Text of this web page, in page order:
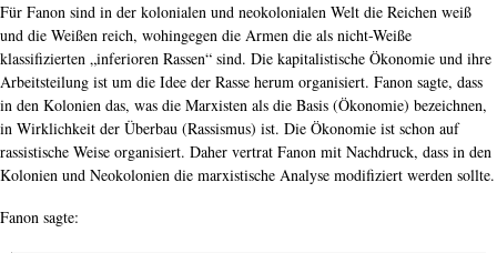
Für Fanon sind in der kolonialen und neokolonialen Welt die Reichen weiß
und die Weißen reich, wohingegen die Armen die als nicht-Weiße
klassifizierten „inferioren Rassen“ sind. Die kapitalistische Ökonomie und ihre
Arbeitsteilung ist um die Idee der Rasse herum organisiert. Fanon sagte, dass
in den Kolonien das, was die Marxisten als die Basis (Ökonomie) bezeichnen,
in Wirklichkeit der Überbau (Rassismus) ist. Die Ökonomie ist schon auf
rassistische Weise organisiert. Daher vertrat Fanon mit Nachdruck, dass in den
Kolonien und Neokolonien die marxistische Analyse modifiziert werden sollte.
Fanon sagte: